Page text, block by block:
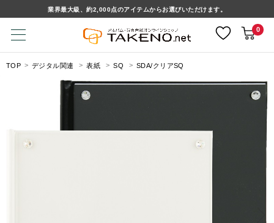
業界最大級、約2,000点のアイテムからお選びいただけます。
0
TOP デジタル関連 表紙 SQ SDA/クリアSQ